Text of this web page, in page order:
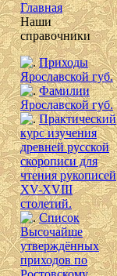
Главная
Наши
справочники
Приходы
Ярославской губ.
Фамилии
Ярославской губ.
Практический
курс изучения
древней русской
скорописи для
чтения рукописей
XV-XVIII
столетий.
Список
Высочайше
утверждённых
приходов по